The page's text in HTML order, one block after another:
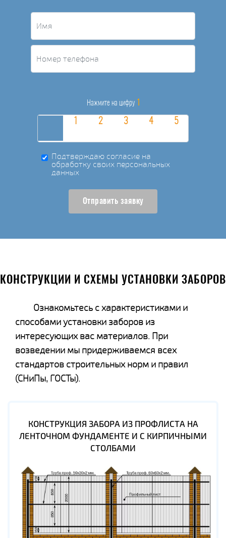
Нажмите на цифру 1
Подтверждаю согласие на
обработку своих персональных
данных
Отправить заявку
КОНСТРУКЦИИ И СХЕМЫ УСТАНОВКИ ЗАБОРОВ
Ознакомьтесь с характеристиками и
способами установки заборов из
интересующих вас материалов. При
возведении мы придерживаемся всех
стандартов строительных норм и правил
(СНиПы, ГОСТы).
КОНСТРУКЦИЯ ЗАБОРА ИЗ ПРОФЛИСТА НА
ЛЕНТОЧНОМ ФУНДАМЕНТЕ И С КИРПИЧНЫМИ
СТОЛБАМИ